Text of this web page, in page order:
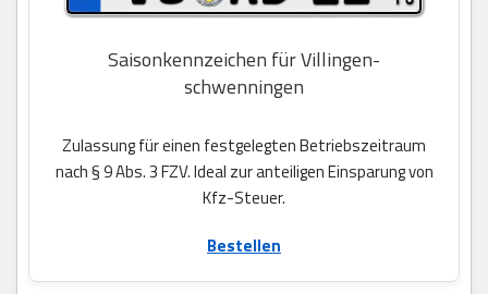
Saisonkennzeichen für Villingen-
schwenningen
Zulassung für einen festgelegten Betriebszeitraum
nach § 9 Abs. 3 FZV. Ideal zur anteiligen Einsparung von
Kfz-Steuer.
Bestellen